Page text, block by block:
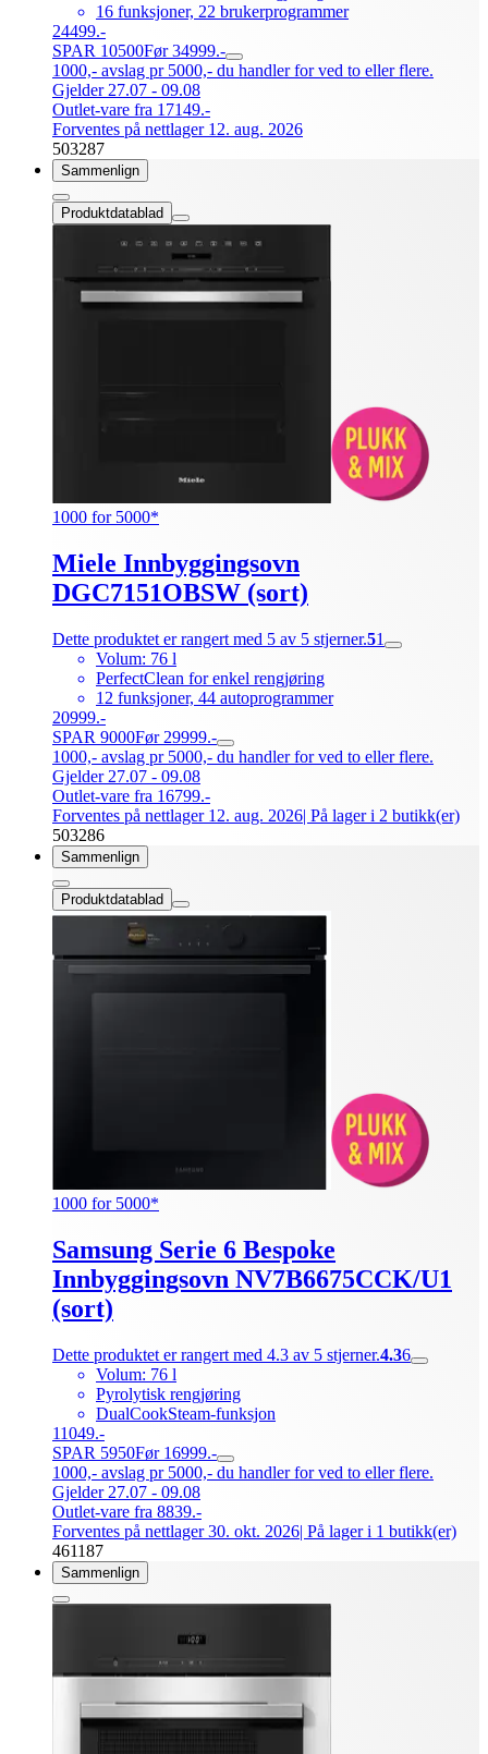
16 funksjoner, 22 brukerprogrammer
24499.-
SPAR 10500Før 34999.-
1000,- avslag pr 5000,- du handler for ved to eller flere.
Gjelder 27.07 - 09.08
Outlet-vare fra 17149.-
Forventes på nettlager 12. aug. 2026
503287
Sammenlign
Produktdatablad
1000 for 5000*
Miele Innbyggingsovn
DGC7151OBSW (sort)
Dette produktet er rangert med 5 av 5 stjerner.51
Volum: 76 l
PerfectClean for enkel rengjøring
12 funksjoner, 44 autoprogrammer
20999.-
SPAR 9000Før 29999.-
1000,- avslag pr 5000,- du handler for ved to eller flere.
Gjelder 27.07 - 09.08
Outlet-vare fra 16799.-
Forventes på nettlager 12. aug. 2026| På lager i 2 butikk(er)
503286
Sammenlign
Produktdatablad
1000 for 5000*
Samsung Serie 6 Bespoke
Innbyggingsovn NV7B6675CCK/U1
(sort)
Dette produktet er rangert med 4.3 av 5 stjerner.4.36
Volum: 76 l
Pyrolytisk rengjøring
DualCookSteam-funksjon
11049.-
SPAR 5950Før 16999.-
1000,- avslag pr 5000,- du handler for ved to eller flere.
Gjelder 27.07 - 09.08
Outlet-vare fra 8839.-
Forventes på nettlager 30. okt. 2026| På lager i 1 butikk(er)
461187
Sammenlign